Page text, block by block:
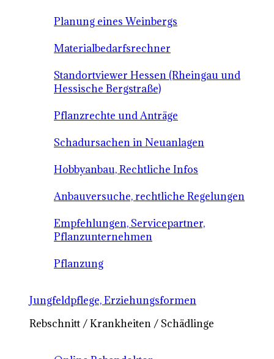
Planung eines Weinbergs
Materialbedarfsrechner
Standortviewer Hessen (Rheingau und
Hessische Bergstraße)
Pflanzrechte und Anträge
Schadursachen in Neuanlagen
Hobbyanbau, Rechtliche Infos
Anbauversuche, rechtliche Regelungen
Empfehlungen, Servicepartner,
Pflanzunternehmen
Pflanzung
Jungfeldpflege, Erziehungsformen
Rebschnitt / Krankheiten / Schädlinge